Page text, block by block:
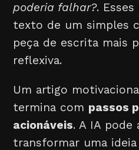
poderia falhar?.
texto de um simples
peça de escrita mais
reflexiva.
Um artigo
termina com passos
acionáveis. A IA pode
transformar uma